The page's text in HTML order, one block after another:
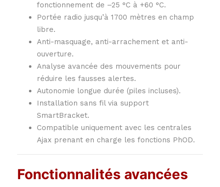
fonctionnement de –25 °C à +60 °C.
Portée radio jusqu’à 1700 mètres en champ
libre.
Anti-masquage, anti-arrachement et anti-
ouverture.
Analyse avancée des mouvements pour
réduire les fausses alertes.
Autonomie longue durée (piles incluses).
Installation sans fil via support
SmartBracket.
Compatible uniquement avec les centrales
Ajax prenant en charge les fonctions PhOD.
Fonctionnalités avancées